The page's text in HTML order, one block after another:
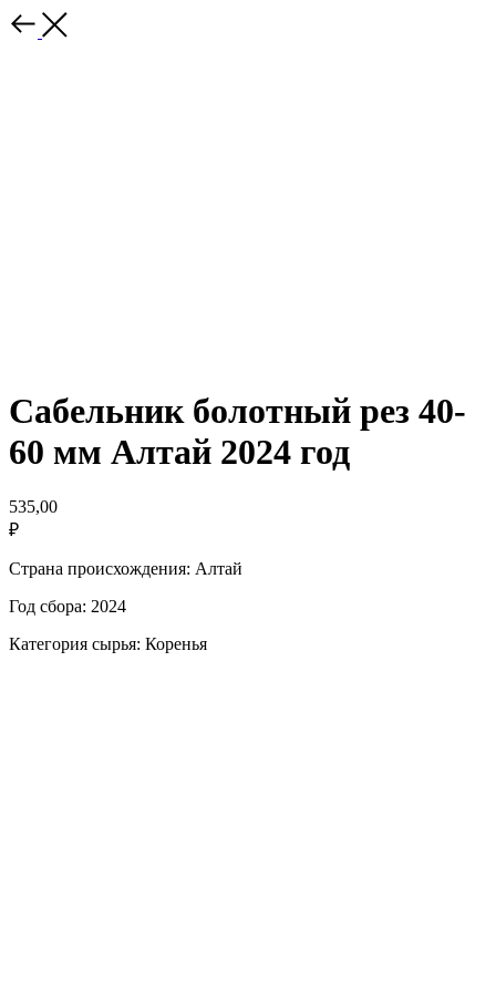
Сабельник болотный рез 40-
60 мм Алтай 2024 год
535,00
₽
Страна происхождения: Алтай
Год сбора: 2024
Категория сырья: Коренья